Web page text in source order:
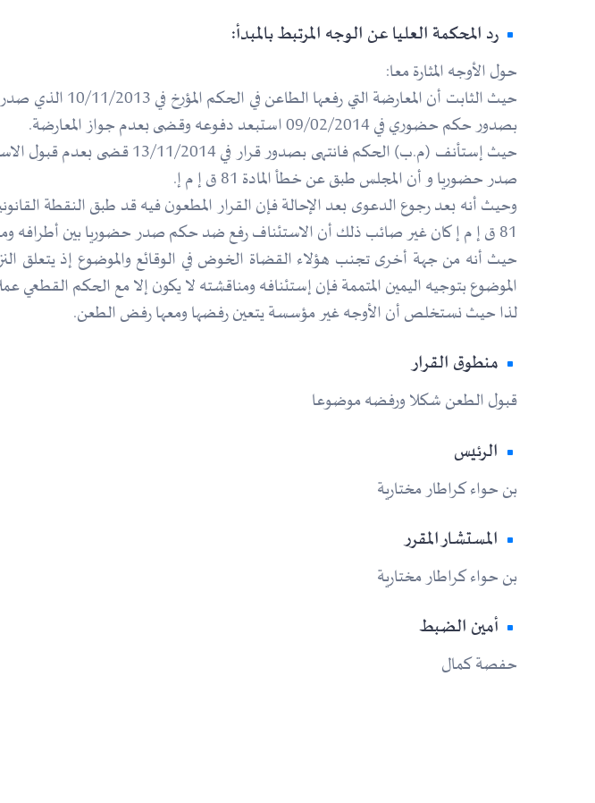
رد المحكمة العليا عن الوجه المرتبط بالمبدأ:
حول الأوجه المثارة معا:
حيث الثابت أن
بصدور حكم حضوري في 09/02/2014 استبعد دفوعه وقضى بعدم جواز المعارضة.
صدر حضوريا و أن المجلس طبق عن خطأ المادة 81 ق إ م إ.
81 ق إ م إ كان غير صائب ذلك أن الاستئناف رفع ضد حكم صدر حضوريا بين أطرافه ومنه فإن استئنافه كان مقبول هذا من جهة.
حيث أنه من جهة أخرى تجنب هؤلاء القضاة الخوض في الوقائع والموضوع إذ يتعلق
الموضوع بتوجيه اليمين المتممة فإن إستئنافه ومناقشته لا يكون إلا مع الحكم القطعي عملا بالمادة 334 ق إ م إ مما يجعل المحكمة العليا تستبعد الدفوع
لذا حيث نستخلص أن الأوجه غير مؤسسة يتعين رفضها ومعها رفض الطعن.
منطوق القرار
قبول الطعن شكلا ورفضه موضوعا
الرئيس
بن حواء كراطار مختارية
المستشار المقرر
بن حواء كراطار مختارية
أمين الضبط
حفصة كمال